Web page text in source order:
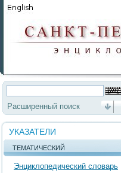
Расширенный поиск
УКАЗАТЕЛИ
ТЕМАТИЧЕСКИЙ
Энциклопедический словарь